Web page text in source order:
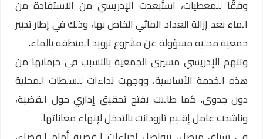
وفقًا للمعطيات، استُبعدت الإدريسي من الاستفادة من
الماء بعد إزالة العداد المائي الخاص بها، وذلك في إطار تدبير
جمعية محلية مسؤولة عن مشروع تزويد المنطقة بالماء.
وتتهم الإدريسي مسيري الجمعية بالتسبب في حرمانها من
هذه الخدمة الأساسية، ووجهت نداءات للسلطات المحلية
دون جدوى. كما طالبت بفتح تحقيق إداري حول القضية،
وناشدت عامل إقليم تارودانت بالتدخل لإنهاء معاناتها.